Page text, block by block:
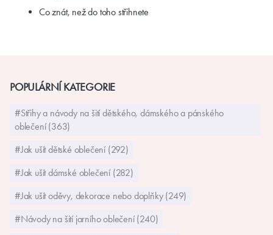
Co znát, než do toho střihnete
POPULÁRNÍ KATEGORIE
#Střihy a návody na šití dětského, dámského a pánského
oblečení (363)
#Jak ušít dětské oblečení (292)
#Jak ušít dámské oblečení (282)
#Jak ušít oděvy, dekorace nebo doplňky (249)
#Návody na šití jarního oblečení (240)